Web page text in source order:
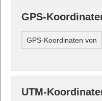
GPS-
GPS-Koordinaten von
UTM-